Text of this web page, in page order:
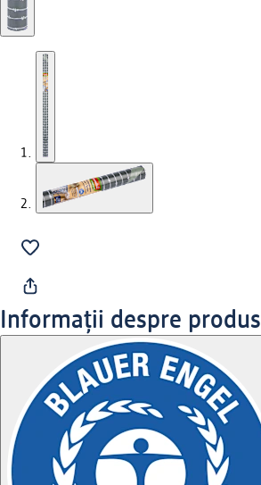
Informații despre produs